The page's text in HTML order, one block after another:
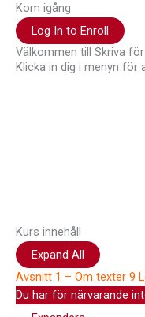
Kom igång
Log In to Enroll
Välkommen till Skriva
Klicka in dig i menyn för
Kurs innehåll
Expand All
Avsnitt 1 – Om texter 9
Du har för närvarande